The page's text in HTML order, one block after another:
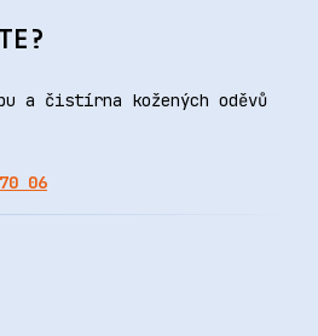
a čistírna kožených oděvů
06